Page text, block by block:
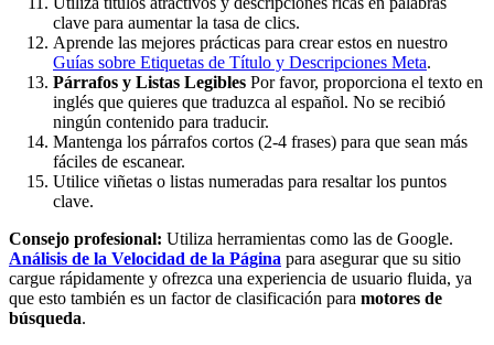
clave para aumentar la tasa de clics.
Aprende las mejores prácticas para crear estos en nuestro
Guías sobre Etiquetas de Título y Descripciones Meta.
Párrafos y Listas Legibles Por favor, proporciona el texto en
inglés que quieres que traduzca al español. No se recibió
ningún contenido para traducir.
Mantenga los párrafos cortos (2-4 frases) para que sean más
fáciles de escanear.
Utilice viñetas o listas numeradas para resaltar los puntos
clave.
Consejo profesional: Utiliza herramientas como las de Google.
Análisis de la Velocidad de la Página para asegurar que su sitio
cargue rápidamente y ofrezca una experiencia de usuario fluida, ya
que esto también es un factor de clasificación para motores de
búsqueda.